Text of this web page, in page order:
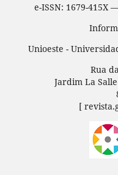
e-ISSN: 1679-415X
Unioeste -
Rua
Jardim La
[